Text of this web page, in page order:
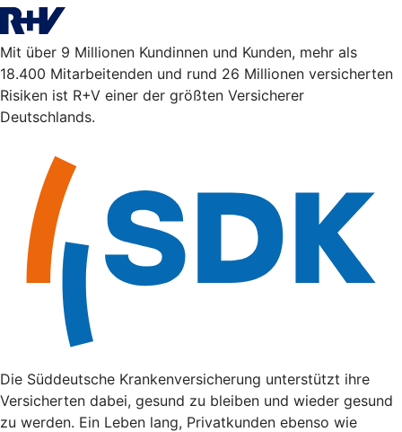
Mit über 9 Millionen Kundinnen und Kunden, mehr als
18.400 Mitarbeitenden und rund 26 Millionen versicherten
Risiken ist R+V einer der größten Versicherer
Deutschlands.
Die Süddeutsche Krankenversicherung unterstützt ihre
Versicherten dabei, gesund zu bleiben und wieder gesund
zu werden. Ein Leben lang, Privatkunden ebenso wie